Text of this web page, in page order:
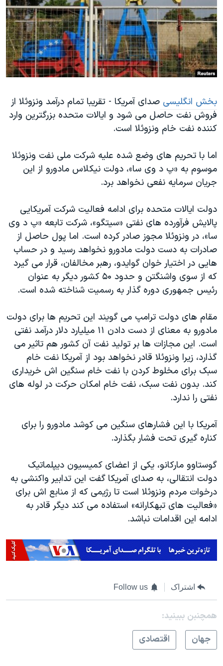
فرهنگ و زندگی
حقوق شهروندی
اقتصادی
علم و فناوری
گالری عکس
آرشیو پخش زنده
مستندها
انتخابات ریاست جمهوری آمریکا ۲۰۲۴
حمله جمهوری اسلامی به اسرائیل
رمز مهسا
اعتراضات زن، زندگی، آزادی
مجموعه مستندهای دادخواهی
تریبونال مردمی آبان ۹۸
دادگاه حمید نوری
چهل سال گروگان‌گیری
قانون شفافیت دارائی کادر رهبری ایران
اعتراضات مردمی آبان ۹۸
اسرائیل در جنگ
نرگس محمدی برنده جایزه نوبل صلح
همایش محافظه‌کاران آمریکا «سی‌پک»
صفحه‌های ویژه
سفر پرزیدنت ترامپ به چین
دنبال کنید
زبانهای مختلف
بخش انگلیسی صدای آمریکا - تقریبا تمام درآمد ونزوئلا از
فروش نفت حاصل می شود و ایالات متحده بزرگترین وارد
کننده نفت خام ونزوئلا است.
اما با تحریم های وضع شده علیه شرکت ملی نفت ونزوئلا
موسوم به «پ د وی سا»، دولت نیکلاس مادورو از این
جریان سرمایه نفعی نخواهد برد.
دولت ایالات متحده برای ادامه فعالیت شرکت آمریکایی
پالایش فرآورده های نفتی «سیتگو»، شرکت تابعه «پ د وی
سا»، در ونزوئلا مجوز صادر کرده است. اما پول حاصل از
صادرات به دست دولت مادورو نخواهد رسید و در حساب
هایی در اختیار خوان گوایدو، رهبر مخالفان، قرار می گیرد
که از سوی واشنگتن و حدود ۵۰ کشور دیگر به عنوان
رئیس جمهوری دوره گذار به رسمیت شناخته شده است.
مقام های دولت ترامپ می گویند این تحریم ها برای دولت
مادورو به معنای از دست دادن ۱۱ میلیارد دلار درآمد نفتی
است. این مجازات ها بر تولید نفت آن کشور هم تاثیر می
گذارد، زیرا ونزوئلا قادر نخواهد بود از آمریکا نفت خام
سبک برای مخلوط کردن با نفت خام سنگین اش خریداری
کند. بدون نفت سبک، نفت خام امکان حرکت در لوله های
نفتی را ندارد.
آمریکا با این فشارهای سنگین می کوشد مادورو را برای
کناره گیری تحت فشار بگذارد.
گوستاوو مارکانو، یکی از اعضای کمیسیون دیپلماتیک
دولت انتقالی، به صدای آمریکا گفت این تدابیر واکنشی به
درخوات مردم ونزوئلا است تا رژیمی که از منابع اش برای
«فعالیت های تبهکارانه» استفاده می کند دیگر قادر به
ادامه این اقدامات نباشد.
اشتراک Follow us
همچنبن ببینید:
جهان
اقتصادی